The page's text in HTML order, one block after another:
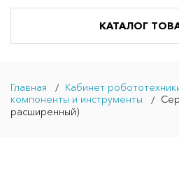
КАТАЛОГ
Главная Кабинет
компоненты и инструменты
расширенный)